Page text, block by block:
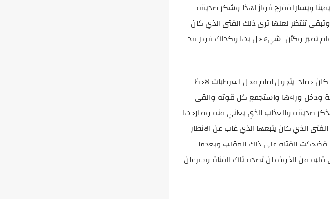
ويسارا ففرح فواز لهذا وشكر صديقه
تنتظر لعلها ترى ذلك الفتى الذي كان
ولم تصبر وكأن شيء حل بها وكذلك فواز قد
كان حماد يتجول امام محل المرطبات لاحظ
ودخل وراءها واستجمع كل قوته والقى
صديقه والعذاب الذي يعاني منه وصارحها
الذي كان يتبعها الذي غاب عن الانظار
الفتاه على ذلك المقلب وبعدما
قلبه من الخوف ان تصده تلك الفتاة وسرعان